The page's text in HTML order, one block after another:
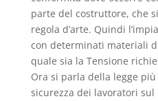
parte del costruttore, che
regola d’arte. Quindi
con determinati materiali
quale sia la Tensione
Ora si parla della legge
sicurezza dei lavoratori sul